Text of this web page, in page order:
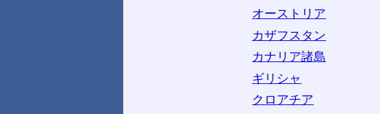
オーストリア
カザフスタン
カナリア諸島
ギリシャ
クロアチア